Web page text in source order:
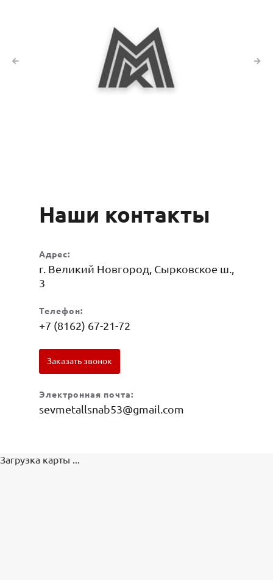
Наши контакты
Адрес:
г. Великий Новгород, Сырковское ш.,
3
Телефон:
+7 (8162) 67-21-72
Заказать звонок
Электронная почта:
sevmetallsnab53@gmail.com
Загрузка карты ...